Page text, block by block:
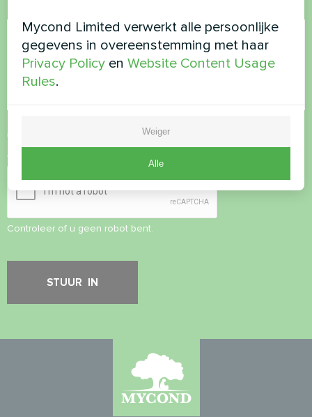
accepteren
Veiligheidscontrole
Controleer of u geen robot bent.
Mycond Limited verwerkt alle persoonlijke
gegevens in overeenstemming met haar
Privacy Policy enWebsite Content Usage
Rules.
Weiger
Alle